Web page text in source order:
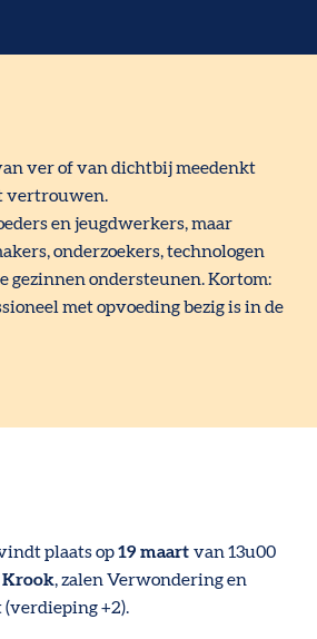
ver of van dichtbij meedenkt
vertrouwen.
en jeugdwerkers, maar
onderzoekers, technologen
gezinnen ondersteunen. Kortom:
met opvoeding bezig is in de
plaats op19 maartvan 13u00
Krook, zalen Verwondering en
(verdieping +2).